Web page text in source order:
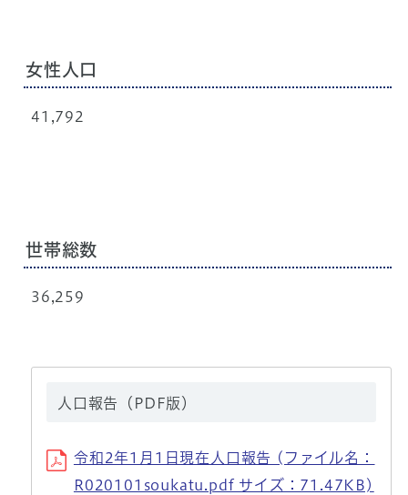
女性人口
41,792
世帯総数
36,259
人口報告（PDF版）
令和2年1月1日現在人口報告 (ファイル名：
R020101soukatu.pdf サイズ：71.47KB)